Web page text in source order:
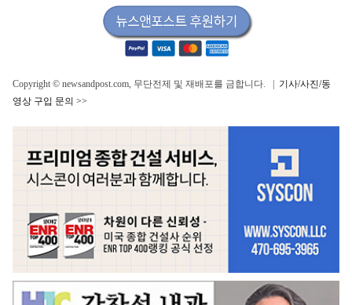
Copyright © newsandpost.com, 무단전제 및 재배포를 금합니다. | 기사/사진/동
영상 구입 문의 >>